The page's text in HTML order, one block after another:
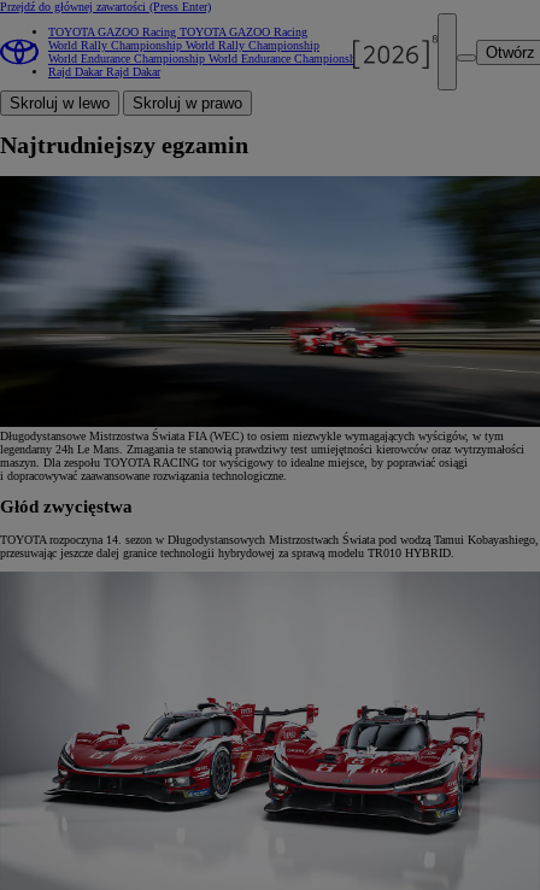
Przejdź do głównej zawartości (Press Enter)
Otwórz
TOYOTA GAZOO Racing TOYOTA GAZOO Racing
World Rally Championship World Rally Championship
World Endurance Championship World Endurance Championship
Rajd DakarRajd Dakar
Skroluj w lewo Skroluj w prawo
Najtrudniejszy egzamin
Długodystansowe Mistrzostwa Świata FIA (WEC) to osiem niezwykle wymagających wyścigów, w tym
legendarny 24h Le Mans. Zmagania te stanowią prawdziwy test umiejętności kierowców oraz wytrzymałości
maszyn. Dla zespołu TOYOTA RACING tor wyścigowy to idealne miejsce, by poprawiać osiągi
i dopracowywać zaawansowane rozwiązania technologiczne.
Głód zwycięstwa
TOYOTA rozpoczyna 14. sezon w Długodystansowych Mistrzostwach Świata pod wodzą Tamui Kobayashiego,
przesuwając jeszcze dalej granice technologii hybrydowej za sprawą modelu TR010 HYBRID.